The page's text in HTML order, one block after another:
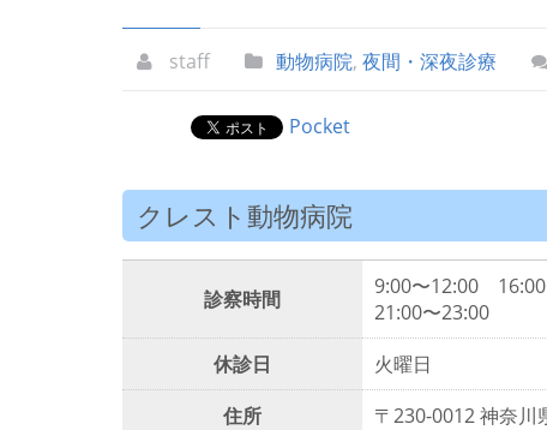
staff 動物病院, 夜間・深夜診療
Pocket
クレスト動物病院
診察時間
9:00〜12:00
21:00〜23:00
休診日
火曜日
住所
〒230-0012 神奈川